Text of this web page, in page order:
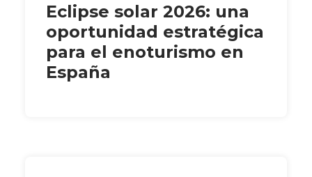
Eclipse solar 2026: una
oportunidad estratégica
para el enoturismo en
España